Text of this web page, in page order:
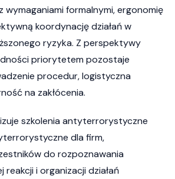
wymaganiami formalnymi, ergonomię
koordynację działań w
ryzyka. Z perspektywy
priorytetem pozostaje
procedur, logistyczna
na zakłócenia.
szkolenia antyterrorystyczne
dla firm,
do rozpoznawania
reakcji i organizacji działań